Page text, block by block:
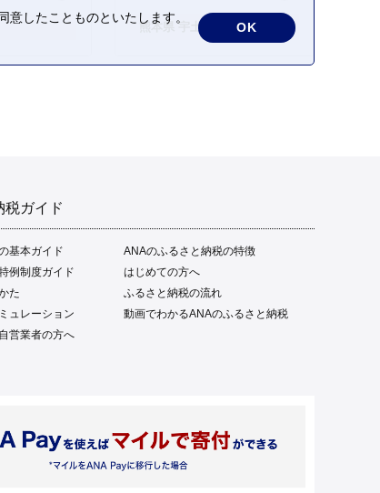
熊本県 宇土市
税ガイド
基本ガイド
ANAのふるさと納税の特徴
例制度ガイド
はじめての方へ
た
ふるさと納税の流れ
ュレーション
動画でわかるANAのふるさと納税
営業者の方へ
したことものといたします。
OK